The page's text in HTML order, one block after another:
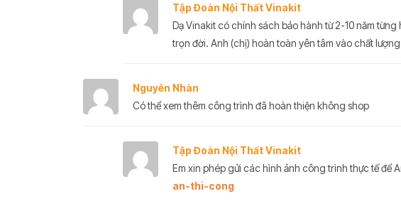
Tập Đoàn Nội Thất Vinakit
Dạ Vinakit có chính sách bảo hành từ 2-10 năm
trọn đời. Anh (chị) hoàn toàn yên tâm vào chất
Nguyễn Nhàn
Có thể xem thêm công trình đã hoàn thiện không shop
Tập Đoàn Nội Thất Vinakit
Em xin phép gửi các hình ảnh công trình thực tế để
an-thi-cong